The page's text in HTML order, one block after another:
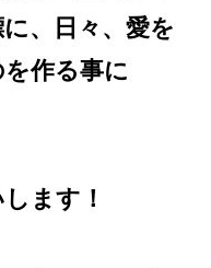
、日々、愛を
作る事に
ます！